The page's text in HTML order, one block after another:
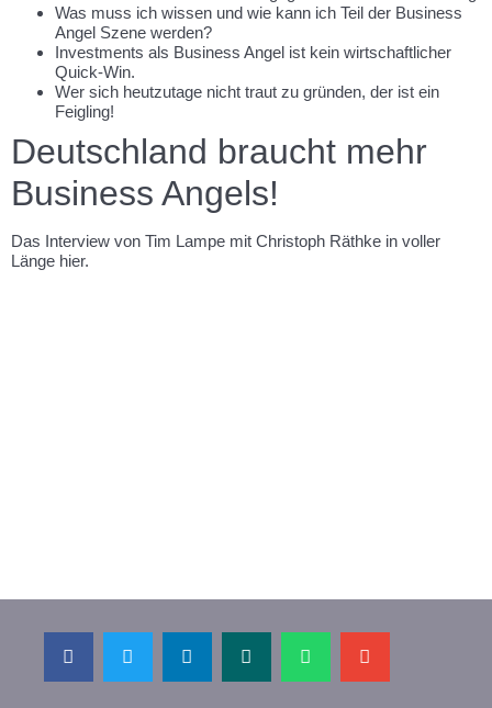
Was muss ich wissen und wie kann ich Teil der Business
Angel Szene werden?
Investments als Business Angel ist kein wirtschaftlicher
Quick-Win.
Wer sich heutzutage nicht traut zu gründen, der ist ein
Feigling!
Deutschland braucht mehr
Business Angels!
Das Interview von Tim Lampe mit Christoph Räthke in voller
Länge hier.